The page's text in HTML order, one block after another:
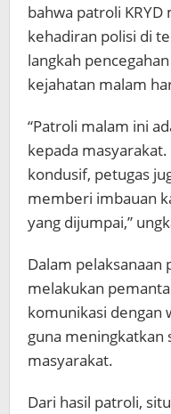
bahwa patroli
kehadiran polisi di
langkah
kejahatan malam
“Patroli malam ini
kepada
kondusif, petugas
memberi imbauan
yang dijumpai,”
Dalam pelaksanaan
melakukan
komunikasi dengan
guna meningkatkan
masyarakat.
Dari hasil patroli,